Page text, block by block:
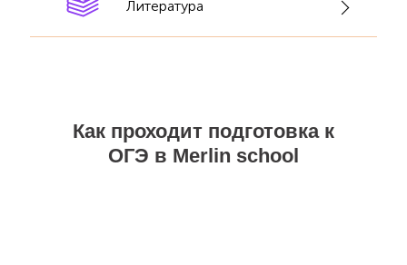
Литература
Как проходит подготовка к
ОГЭ в Merlin school